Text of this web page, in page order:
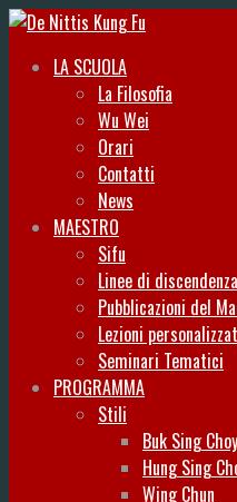
LA SCUOLA
La Filosofia
Wu Wei
Orari
Contatti
News
MAESTRO
Sifu
Linee di discendenza
Pubblicazioni del
Lezioni
Seminari Tematici
PROGRAMMA
Stili
Buk Sing
Hung Sing
Wing Chun